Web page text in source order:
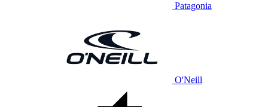
Patagonia
O'Neill